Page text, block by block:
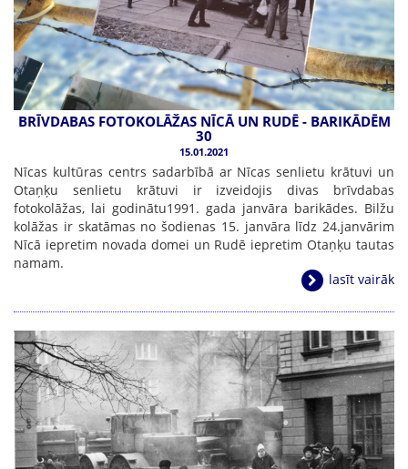
BRĪVDABAS FOTOKOLĀŽAS NĪCĀ UN RUDĒ - BARIKĀDĒM
30
15.01.2021
Nīcas kultūras centrs sadarbībā ar Nīcas senlietu krātuvi un
Otaņķu senlietu krātuvi ir izveidojis divas brīvdabas
fotokolāžas, lai godinātu1991. gada janvāra barikādes. Bilžu
kolāžas ir skatāmas no šodienas 15. janvāra līdz 24.janvārim
Nīcā iepretim novada domei un Rudē iepretim Otaņķu tautas
namam.
lasīt vairāk